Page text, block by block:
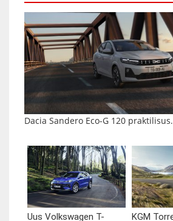
Dacia Sandero Eco-G 120
Uus Volkswagen T- KGM